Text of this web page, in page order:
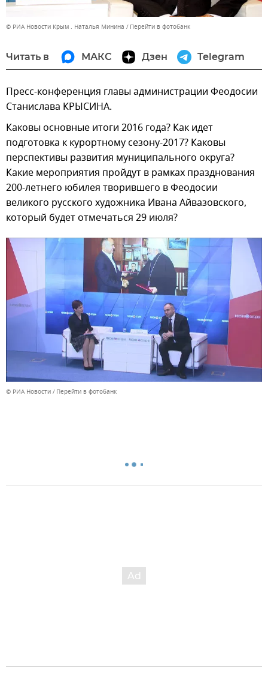
© РИА Новости Крым . Наталья Минина Перейти в фотобанк
Читать в МАКС Дзен Telegram
Пресс-конференция главы администрации Феодосии
Станислава КРЫСИНА.
Каковы основные итоги 2016 года? Как идет
подготовка к курортному сезону-2017? Каковы
перспективы развития муниципального округа?
Какие мероприятия пройдут в рамках празднования
200-летнего юбилея творившего в Феодосии
великого русского художника Ивана Айвазовского,
который будет отмечаться 29 июля?
© РИА Новости Перейти в фотобанк